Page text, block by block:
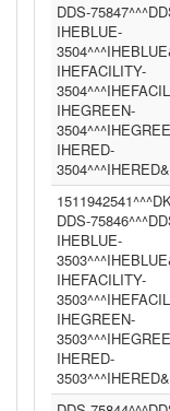
DDS-
IHEBLUE-
IHEFACILITY-
IHEGREEN-
IHERED-
DDS-
IHEBLUE-
IHEFACILITY-
IHEGREEN-
IHERED-